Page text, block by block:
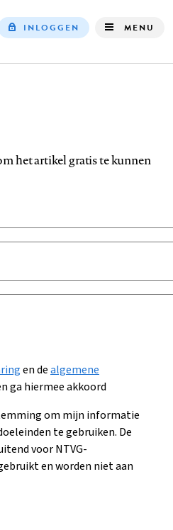
INLOGGEN MENU
het artikel gratis te kunnen
en dealgemene
ga hiermee akkoord
om mijn informatie
te gebruiken. De
voor NTVG-
en worden niet aan